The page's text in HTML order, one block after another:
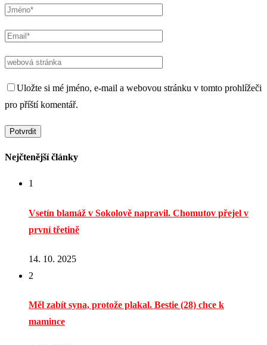
Uložte si mé jméno, e-mail a webovou stránku v tomto prohlížeči
pro příští komentář.
Nejčtenější články
1
Vsetín blamáž v Sokolově napravil. Chomutov přejel v
první třetině
14. 10. 2025
2
Měl zabít syna, protože plakal. Bestie (28) chce k
mamince